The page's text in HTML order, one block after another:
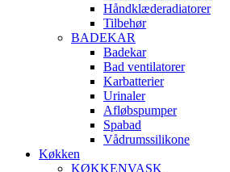
Håndklæderadiatorer
Tilbehør
BADEKAR
Badekar
Bad ventilatorer
Karbatterier
Urinaler
Afløbspumper
Spabad
Vådrumssilikone
Køkken
KØKKENVASK